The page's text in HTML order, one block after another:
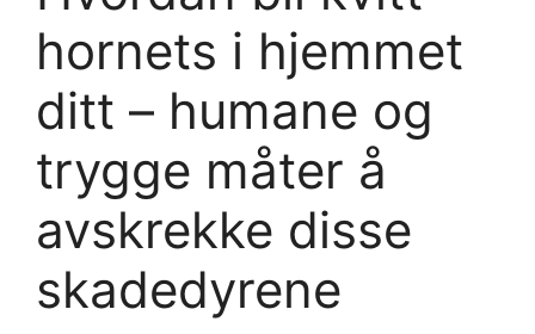
hornets i hjemmet
ditt – humane og
trygge måter å
avskrekke disse
skadedyrene